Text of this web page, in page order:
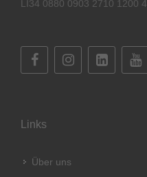
LI34 0880 0903 2710 1200 4
Links
Über uns